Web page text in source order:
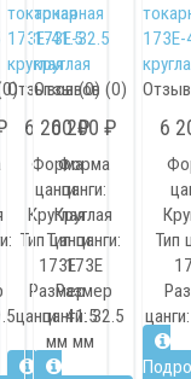
Отзывов (0)
6 200 ₽
Форма
цанги:
Круглая
Тип цанги:
173Е
Размер
цанги: 41.5
мм
Отзывов (0)
6 200 ₽
Форма
цанги:
Круглая
Тип цанги:
173Е
Размер
цанги: 32.5
мм
6
Тип
цанги: